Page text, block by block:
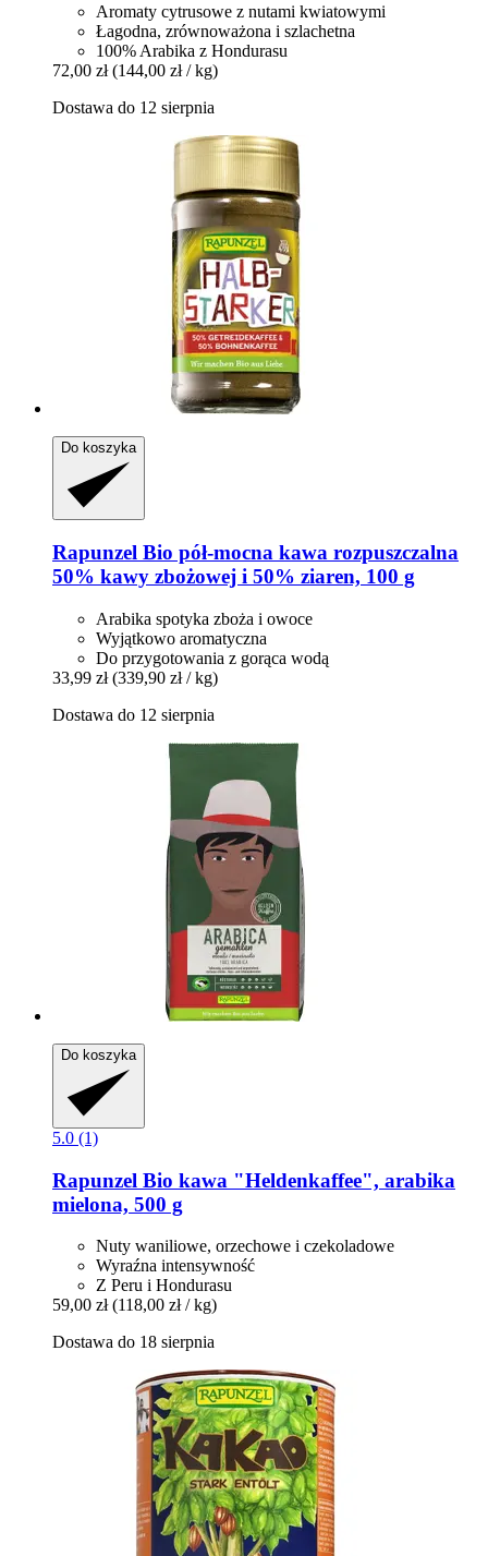
Aromaty cytrusowe z nutami kwiatowymi
Łagodna, zrównoważona i szlachetna
100% Arabika z Hondurasu
72,00 zł (144,00 zł / kg)
Dostawa do 12 sierpnia
Do koszyka
Rapunzel Bio pół-​mocna kawa rozpuszczalna
50% kawy zbożowej i 50% ziaren, 100 g
Arabika spotyka zboża i owoce
Wyjątkowo aromatyczna
Do przygotowania z gorąca wodą
33,99 zł (339,90 zł / kg)
Dostawa do 12 sierpnia
Do koszyka
5.0 (1)
Rapunzel Bio kawa "Heldenkaffee", arabika
mielona, 500 g
Nuty waniliowe, orzechowe i czekoladowe
Wyraźna intensywność
Z Peru i Hondurasu
59,00 zł (118,00 zł / kg)
Dostawa do 18 sierpnia